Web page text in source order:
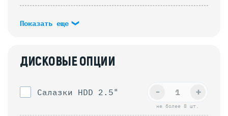
Показать еще
ДИСКОВЫЕ ОПЦИИ
Салазки HDD 2.5"
не более 8 шт.
+
-